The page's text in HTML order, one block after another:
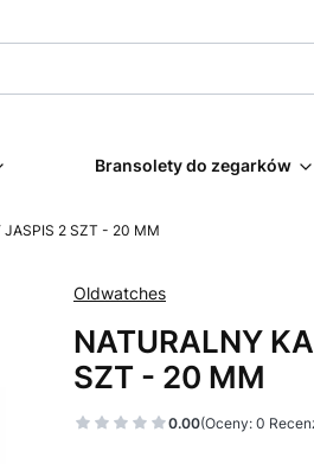
Bransolety do zegarków
JASPIS 2 SZT - 20 MM
Oldwatches
NATURALNY
SZT - 20 MM
0.00(Oceny: 0